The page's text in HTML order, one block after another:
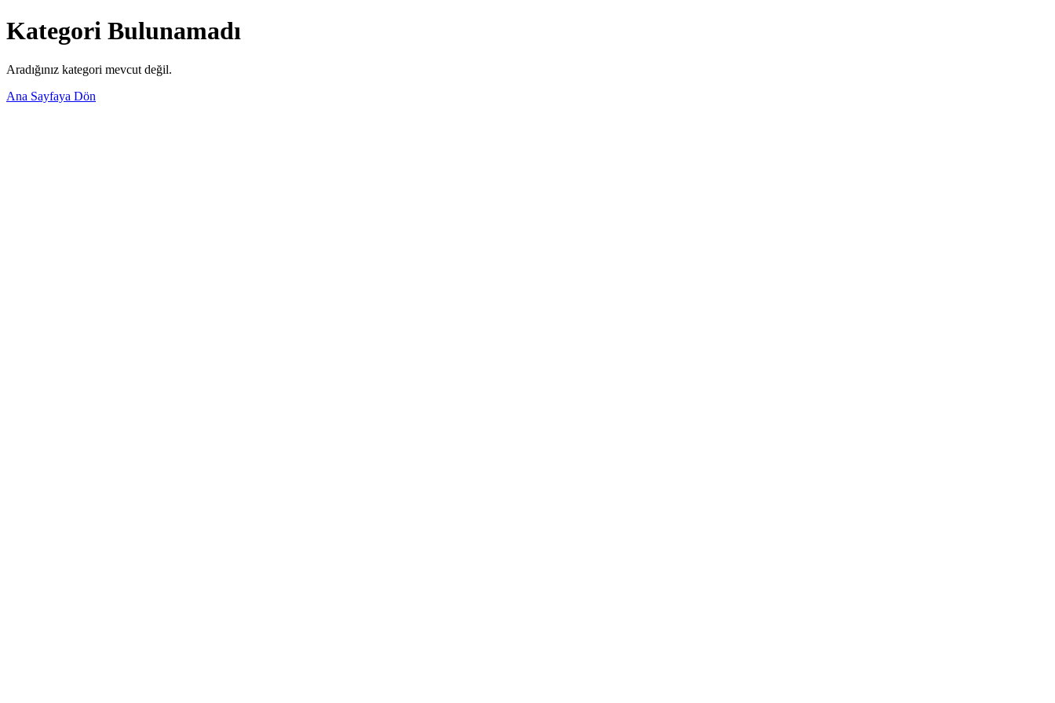
Kategori Bulunamadı
Aradığınız kategori mevcut değil.
Ana Sayfaya Dön